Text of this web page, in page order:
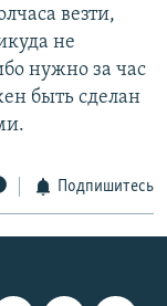
везти,
не
нужно за час
быть сделан
Подпишитесь